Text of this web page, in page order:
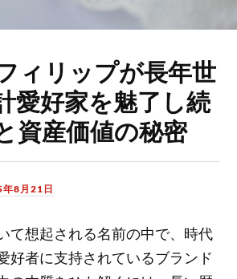
ィリップが長年世
愛好家を魅了し続
資産価値の秘密
8月21日
て想起される名前の中で、時代
好者に支持されているブランド